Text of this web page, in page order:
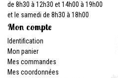
de 8h30 à 12h30 et 14h00 à 19h00
et le samedi de 8h30 à 18h00
Mon compte
Identification
Mon panier
Mes commandes
Mes coordonnées